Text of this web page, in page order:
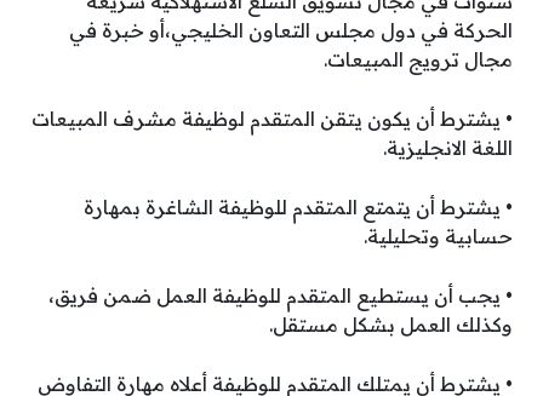
الحركة في دول مجلس التعاون الخليجي،أو خبرة في
مجال ترويج المبيعات.
• يشترط أن يكون يتقن المتقدم لوظيفة مشرف المبيعات
اللغة الانجليزية.
• يشترط أن يتمتع المتقدم للوظيفة الشاغرة بمهارة
حسابية وتحليلية.
• يجب أن يستطيع المتقدم للوظيفة العمل ضمن فريق،
وكذلك العمل بشكل مستقل.
• يشترط أن يمتلك المتقدم للوظيفة أعلاه مهارة التفاوض